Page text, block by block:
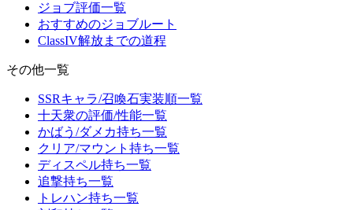
ジョブ評価一覧
おすすめのジョブルート
ClassIV解放までの道程
その他一覧
SSRキャラ/召喚石実装順一覧
十天衆の評価/性能一覧
かばう/ダメカ持ち一覧
クリア/マウント持ち一覧
ディスペル持ち一覧
追撃持ち一覧
トレハン持ち一覧